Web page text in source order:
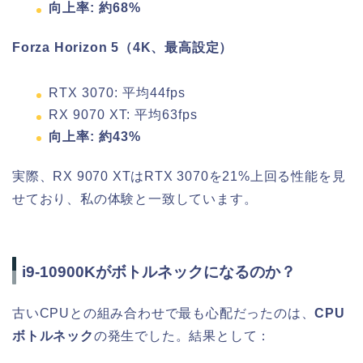
向上率: 約68%
Forza Horizon 5（4K、最高設定）
RTX 3070: 平均44fps
RX 9070 XT: 平均63fps
向上率: 約43%
実際、RX 9070 XTはRTX 3070を21%上回る性能を見
せており、私の体験と一致しています。
i9-10900Kがボトルネックになるのか？
古いCPUとの組み合わせで最も心配だったのは、CPU
ボトルネックの発生でした。結果として：